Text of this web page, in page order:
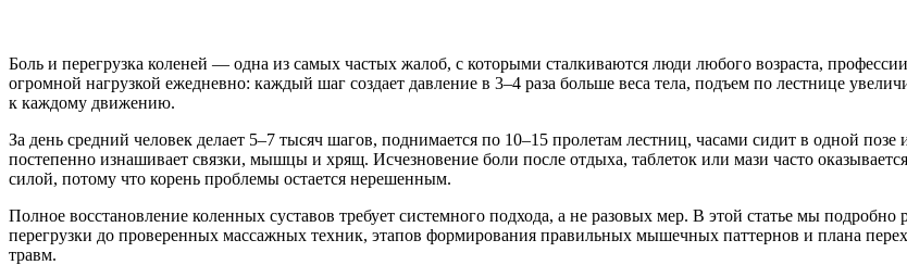
Боль и перегрузка коленей — одна из самых частых жалоб, с которыми сталкиваются люди любого возраста,
огромной нагрузкой ежедневно: каждый шаг создает давление в 3–4 раза больше веса тела, подъем по лестнице
к каждому движению.
За день средний человек делает 5–7 тысяч шагов, поднимается по 10–15 пролетам лестниц, часами сидит в одной
постепенно изнашивает связки, мышцы и хрящ. Исчезновение боли после отдыха, таблеток или мази часто
силой, потому что корень проблемы остается нерешенным.
Полное восстановление коленных суставов требует системного подхода, а не разовых мер. В этой статье мы
перегрузки до проверенных массажных техник, этапов формирования правильных мышечных паттернов и плана
травм.